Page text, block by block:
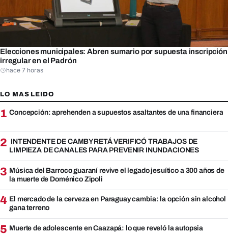
Elecciones municipales: Abren sumario por supuesta inscripción
irregular en el Padrón
hace 7 horas
LO MAS LEIDO
1 Concepción: aprehenden a supuestos asaltantes de una financiera
2 INTENDENTE DE CAMBYRETÁ VERIFICÓ TRABAJOS DE
LIMPIEZA DE CANALES PARA PREVENIR INUNDACIONES
3 Música del Barroco guaraní revive el legado jesuítico a 300 años de
la muerte de Doménico Zipoli
4 El mercado de la cerveza en Paraguay cambia: la opción sin alcohol
gana terreno
5 Muerte de adolescente en Caazapá: lo que reveló la autopsia